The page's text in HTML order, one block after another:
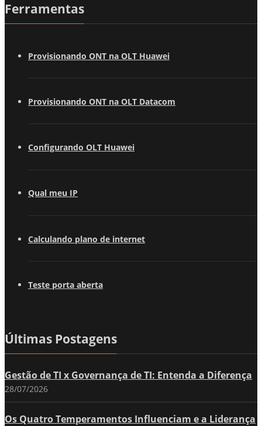
Ferramentas
Provisionando ONT na OLT Huawei
Provisionando ONT na OLT Datacom
Configurando OLT Huawei
Qual meu IP
Calculando plano de internet
Teste porta aberta
Últimas Postagens
Gestão de TI x Governança de TI: Entenda a Diferença
28/07/2026
Os Quatro Temperamentos Influenciam e a Liderança